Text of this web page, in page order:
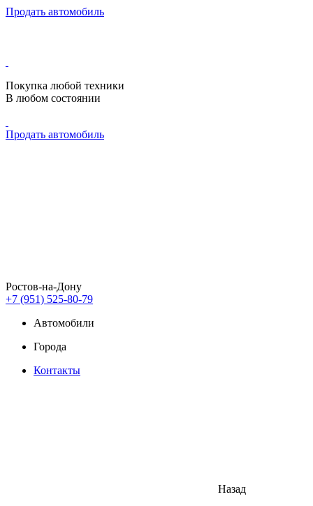
Продать автомобиль
Покупка любой техники
В любом состоянии
Продать автомобиль
Ростов-на-Дону
+7 (951) 525-80-79
Автомобили
Города
Контакты
Назад